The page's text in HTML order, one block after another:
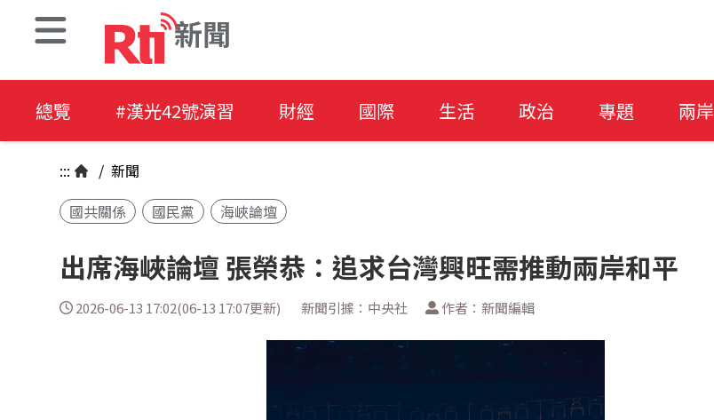
新聞
總覽 #漢光42號演習 財經 國際 生活 政治 專題 兩岸
::: / 新聞
國共關係
國民黨 海峽論壇
出席海峽論壇 張榮恭：追求台灣興旺需推動兩岸和平
2026-06-13 17:02(06-13 17:07更新) 新聞引據：中央社 作者：新聞編輯